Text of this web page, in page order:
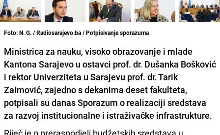
Foto: N. G. / Radiosarajevo.ba / Potpisivanje sporazuma
Ministrica za nauku, visoko obrazovanje i mlade
Kantona Sarajevo u ostavci prof. dr. Dušanka Bošković
i rektor Univerziteta u Sarajevu prof. dr. Tarik
Zaimović, zajedno s dekanima deset fakulteta,
potpisali su danas Sporazum o realizaciji sredstava
za razvoj institucionalne i istraživačke infrastrukture.